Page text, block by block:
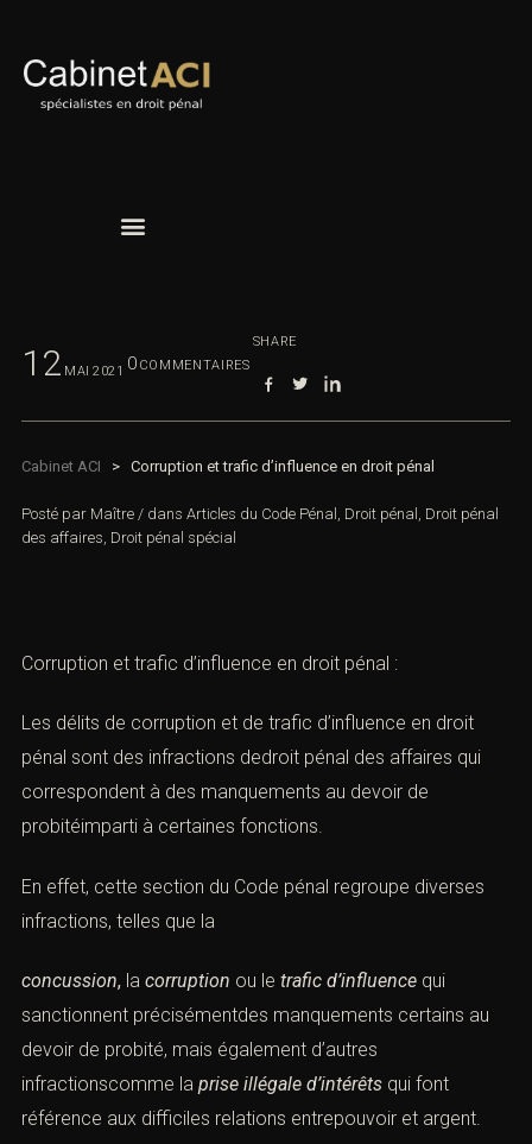
12 MAI 2021 0 COMMENTAIRES
SHARE
Cabinet ACI > Corruption et trafic d’influence en droit pénal
Posté par Maître / dans Articles du Code Pénal , Droit pénal , Droit pénal
des affaires, Droit pénal spécial
Corruption et trafic d’influence en droit pénal :
Les délits de corruption et de trafic d’influence en droit
pénal sont des infractions dedroit pénal des affaires qui
correspondent à des manquements au devoir de
probitéimparti à certaines fonctions.
En effet, cette section du Code pénal regroupe diverses
infractions, telles que la
concussion, la corruption ou le trafic d’influence qui
sanctionnent précisémentdes manquements certains au
devoir de probité, mais également d’autres
infractionscomme la prise illégale d’intérêts qui font
référence aux difficiles relations entrepouvoir et argent.